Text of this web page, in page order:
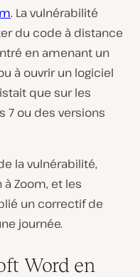
. La vulnérabilité
du code à distance
en amenant un
à ouvrir un logiciel
que sur les
7 ou des versions
la vulnérabilité,
Zoom, et les
un correctif de
journée.
Word en